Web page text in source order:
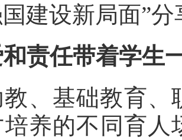
建设新局面”
责任带着学生
、基础教育、
养的不同育